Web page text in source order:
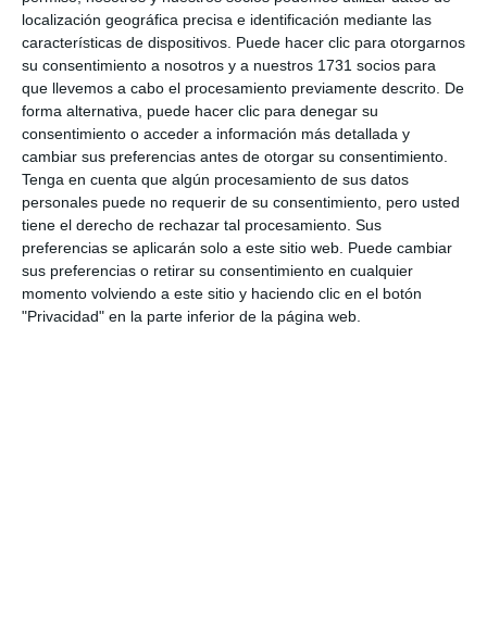
localización geográfica precisa e identificación mediante las
características de dispositivos. Puede hacer clic para otorgarnos
su consentimiento a nosotros y a nuestros 1731 socios para
que llevemos a cabo el procesamiento previamente descrito. De
forma alternativa, puede hacer clic para denegar su
consentimiento o acceder a información más detallada y
cambiar sus preferencias antes de otorgar su consentimiento.
Tenga en cuenta que algún procesamiento de sus datos
personales puede no requerir de su consentimiento, pero usted
tiene el derecho de rechazar tal procesamiento. Sus
preferencias se aplicarán solo a este sitio web. Puede cambiar
sus preferencias o retirar su consentimiento en cualquier
momento volviendo a este sitio y haciendo clic en el botón
"Privacidad" en la parte inferior de la página web.
El informe del secretario, según Martínez, acaba
diciendo que “la situación actual de Recursos
Turísticos Mijas SA es de quiebra total, con deudas
millonarias, que tocará 'apechugar', en su práctica
totalidad al Ayuntamiento de Mijas, como socio
mayoritario”.
Comparte esta noticia desde el siguiente enlace:
https://mijascom.com/?a=12099
JUSTICIA HIPÓDROMO CSSP MIJAS